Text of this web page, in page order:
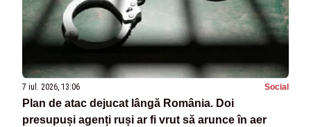
7 iul. 2026, 13:06 Social
Plan de atac dejucat lângă România. Doi
presupuși agenți ruși ar fi vrut să arunce în aer